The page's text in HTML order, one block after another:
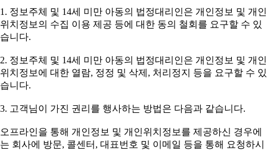
1. 정보주체 및 14세 미만 아동의 법정대리인은 개인정보 및 개인
위치정보의 수집 이용 제공 등에 대한 동의 철회를 요구할 수 있
습니다.
2. 정보주체 및 14세 미만 아동의 법정대리인은 개인정보 및 개인
위치정보에 대한 열람, 정정 및 삭제, 처리정지 등을 요구할 수 있
습니다.
3. 고객님이 가진 권리를 행사하는 방법은 다음과 같습니다.
오프라인을 통해 개인정보 및 개인위치정보를 제공하신 경우에
는 회사에 방문, 콜센터, 대표번호 및 이메일 등을 통해 요청하시